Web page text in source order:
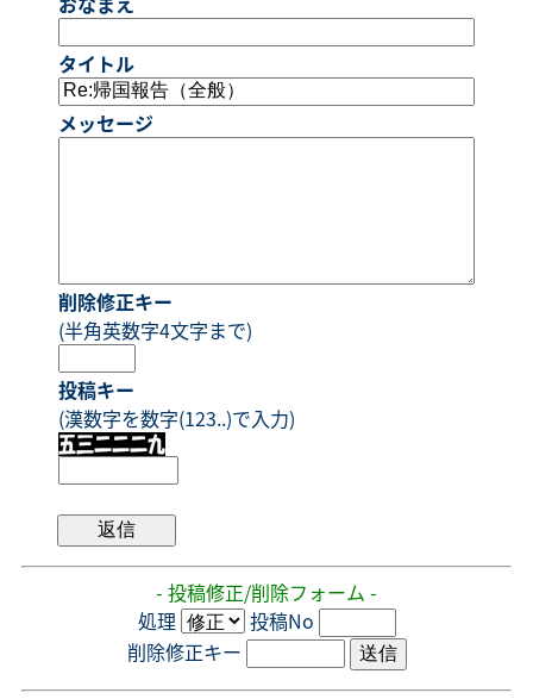
タイトル
メッセージ
削除修正キー
(半角英数字4文字まで)
投稿キー
(漢数字を数字(123..)で入力)
- 投稿修正/削除フォーム -
処理
投稿No
削除修正キー